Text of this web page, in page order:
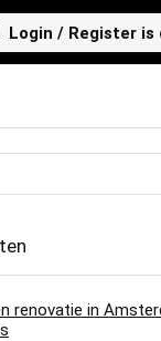
Login / Register is
renovatie in